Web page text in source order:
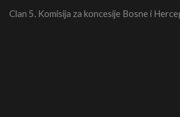
Clan 5. Komisija za koncesije Bosne i